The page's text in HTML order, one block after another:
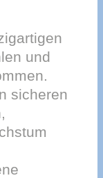
und
sicheren